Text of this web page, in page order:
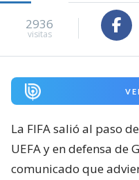
2936
visitas
La FIFA salió al paso
UEFA y en defensa de
comunicado que